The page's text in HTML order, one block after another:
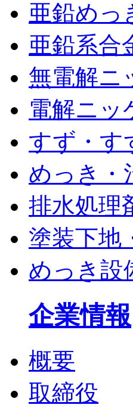
亜鉛めっ
亜鉛系合
無電解ニ
電解ニッ
すず・す
めっき・
排水処理
塗装下地
めっき設
企業情報
概要
取締役